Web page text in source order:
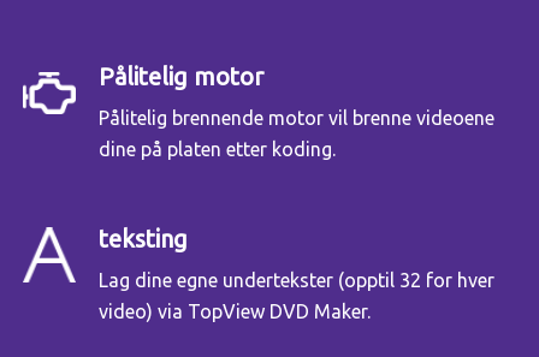
Pålitelig motor
Pålitelig brennende motor vil brenne videoene
dine på platen etter koding.
teksting
Lag dine egne undertekster (opptil 32 for hver
video) via TopView DVD Maker.